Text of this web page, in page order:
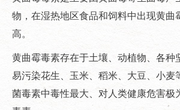
物，在湿热地区食品和饲料中出现黄曲
高。
黄曲霉毒素存在于土壤、动植物、各种
易污染花生、玉米、稻米、大豆、小麦
菌毒素中毒性最大、对人类健康危害极